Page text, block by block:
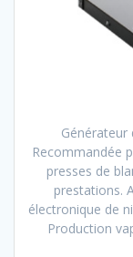
Recommandée
presses de
prestations.
électronique de
Production